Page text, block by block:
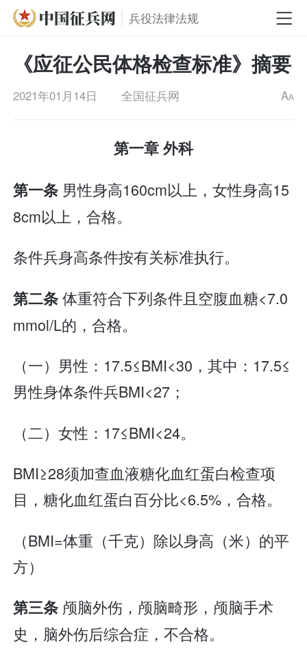
兵役法律法规
《应征公民体格检查标准》摘要
2021年01月14日 全国征兵网 AA
第一章 外科
第一条 男性身高160cm以上，女性身高15
8cm以上，合格。
条件兵身高条件按有关标准执行。
第二条体重符合下列条件且空腹血糖<7.0
mmol/L的，合格。
（一）男性：17.5≤BMI<30，其中：17.5≤
男性身体条件兵BMI<27；
（二）女性：17≤BMI<24。
BMI≥28须加查血液糖化血红蛋白检查项
目，糖化血红蛋白百分比<6.5%，合格。
（BMI=体重（千克）除以身高（米）的平
方）
第三条 颅脑外伤，颅脑畸形，颅脑手术
史，脑外伤后综合症，不合格。